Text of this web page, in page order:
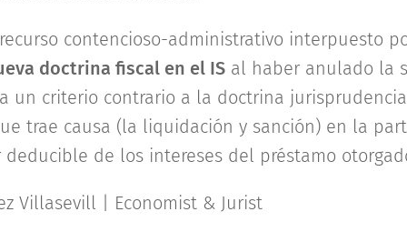
contencioso-administrativo interpuesto
doctrina fiscal en el IS al haber anulado la
un criterio contrario a la doctrina
trae causa (la liquidación y sanción) en la
deducible de los intereses del préstamo
Villasevill | Economist & Jurist